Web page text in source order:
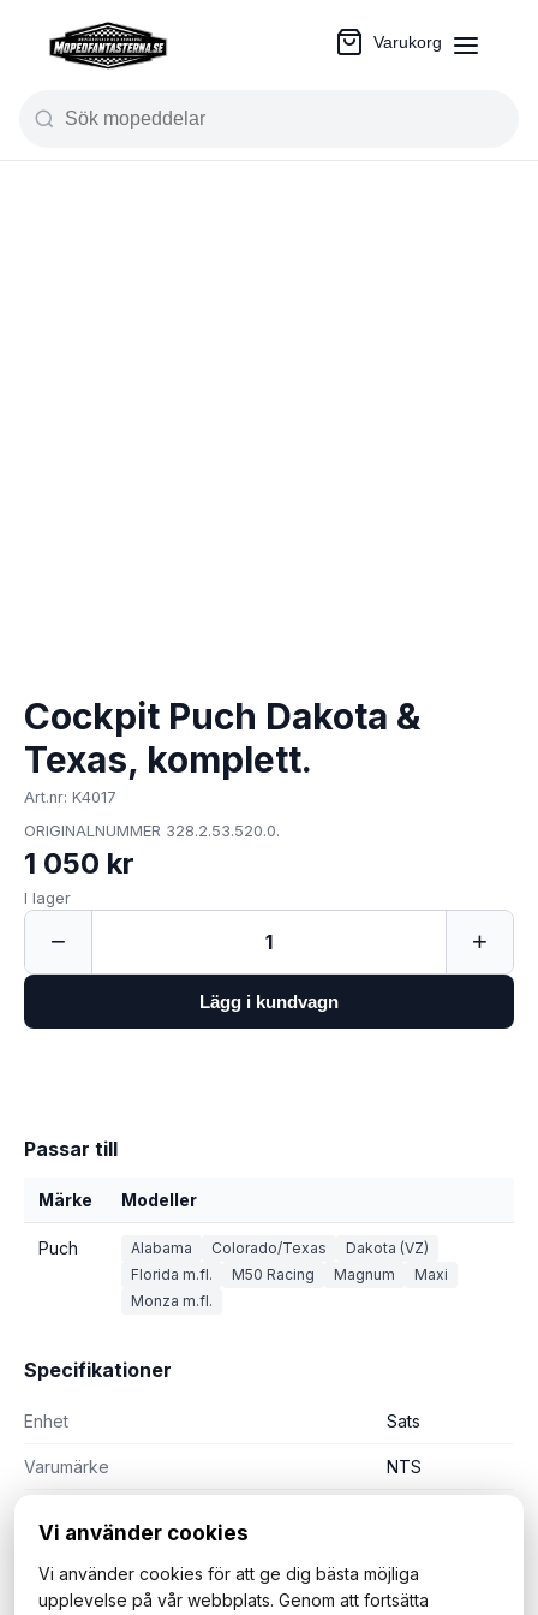
Varukorg
Cockpit Puch Dakota &
Texas, komplett.
Art.nr: K4017
ORIGINALNUMMER 328.2.53.520.0.
1 050 kr
I lager
− 1 +
Lägg i kundvagn
Passar till
Märke Modeller
Puch Alabama Colorado/Texas
Dakota (VZ)
Florida m.fl.
M50 Racing Magnum
Maxi
Monza m.fl.
Specifikationer
Enhet Sats
Varumärke NTS
Vi använder cookies
Vi använder cookies för att ge dig bästa möjliga
upplevelse på vår webbplats. Genom att fortsätta